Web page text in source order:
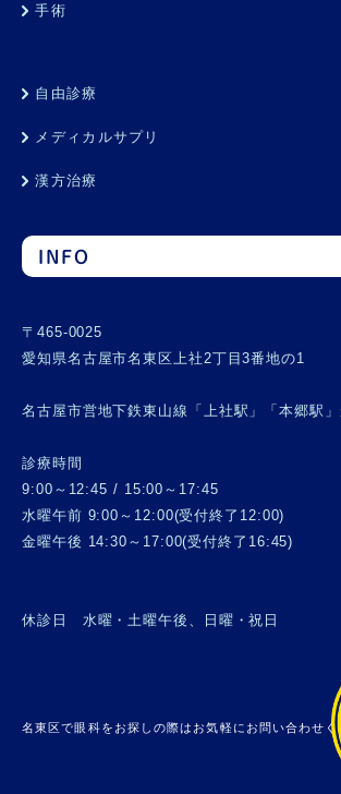
手術
自由診療
メディカルサプリ
漢方治療
INFO
〒465-0025
愛知県名古屋市名東区上社2丁目3番地の1
名古屋市営地下鉄東山線「上社駅」「本郷駅
診療時間
9:00～12:45 / 15:00～17:45
水曜午前 9:00～12:00(受付終了12:00)
金曜午後 14:30～17:00(受付終了16:45)
休診日 水曜・土曜午後、日曜・祝日
名東区で眼科をお探しの際はお気軽にお問い合わせ